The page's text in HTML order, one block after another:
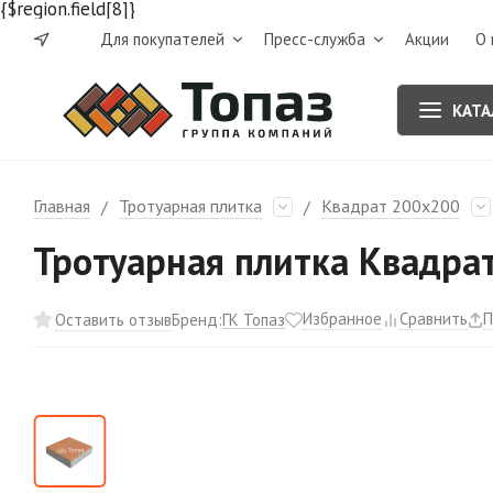
{$region.field[8]}
Для покупателей Пресс-служба Акции О
Главная / Тротуарная плитка / Квадрат 200х200
Тротуарная плитка
Оставить отзывБренд:ГК Топаз Избранное Сравнить